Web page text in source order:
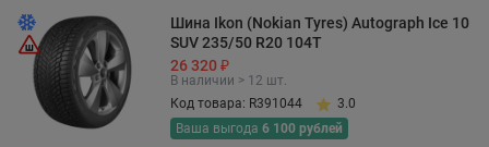
Шина Ikon (Nokian Tyres) Autograph Ice 10
SUV 235/50 R20 104T
26 320 ₽
В наличии > 12 шт.
Код товара: R391044
3.0
Ваша выгода 6 100 рублей